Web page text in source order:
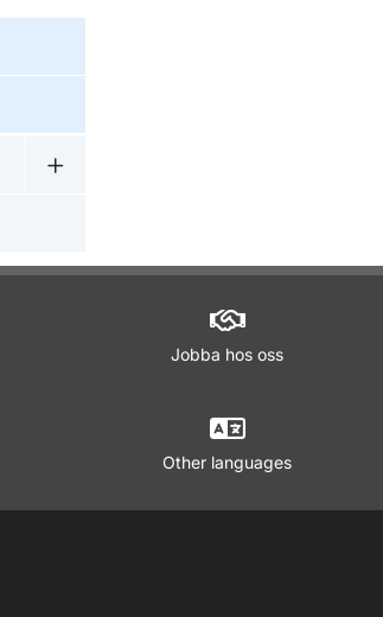
Undermeny för Lagar och regler
Jobba hos oss
Other languages